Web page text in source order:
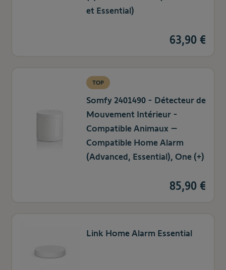
et Essential)
63,90 €
TOP
Somfy 2401490 - Détecteur de
Mouvement Intérieur -
Compatible Animaux –
Compatible Home Alarm
(Advanced, Essential), One (+)
85,90 €
Link Home Alarm Essential